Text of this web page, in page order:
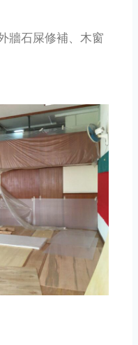
牆石屎修補、木窗